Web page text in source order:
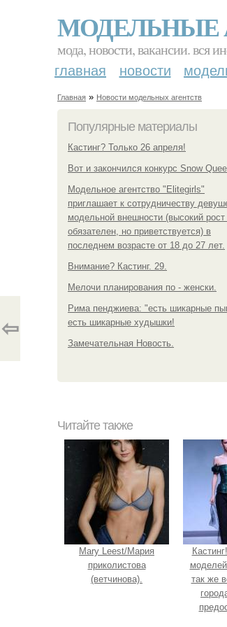
МОДЕЛЬНЫЕ
мода, новости, вакансии. вся
главная новости
Главная » Новости модельных агентств
Популярные материалы
Кастинг? Только 26 апреля!
Вот и закончился конкурс Snow
Модельное агентство "Elitegirls"
приглашает к сотрудничеству
модельной внешности (высокий рост
обязателен, но приветствуется) в
последнем возрасте от 18 до 27 лет.
Внимание? Кастинг. 29.
Мелочи планирования по - женски.
Рима пенджиева: "есть шикарные
есть шикарные худышки!
Замечательная Новость.
⇦
Читайте также
Mary Leest/Мария
приколистова
(ветчинова).
так же